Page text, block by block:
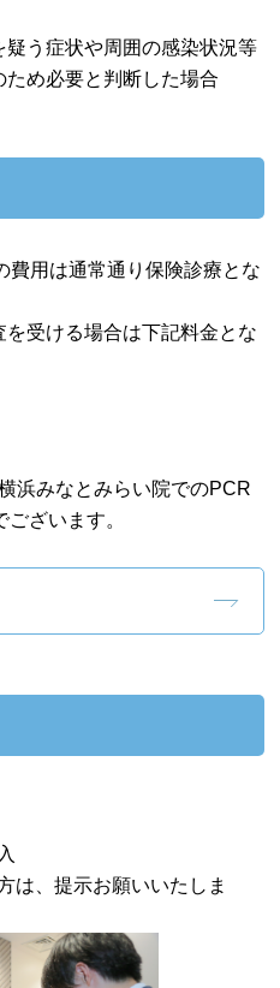
疑う症状や周囲の感染状況等
め必要と判断した場合
費用は通常通り保険診療とな
を受ける場合は下記料金とな
浜みなとみらい院でのPCR
ざいます。
は、提示お願いいたしま